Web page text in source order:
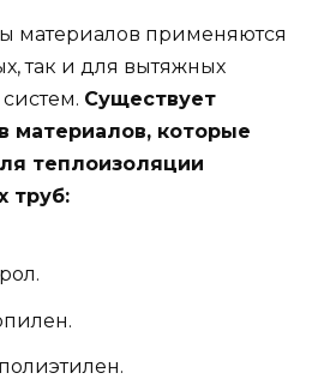
материалов применяются
так и для вытяжных
Существует
материалов, которые
теплоизоляции
труб: